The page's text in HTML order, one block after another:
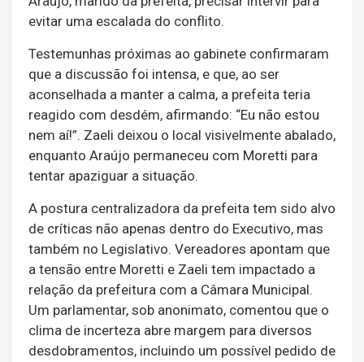
evitar uma escalada do conflito.
Testemunhas próximas ao gabinete confirmaram
que a discussão foi intensa, e que, ao ser
aconselhada a manter a calma, a prefeita teria
reagido com desdém, afirmando: “Eu não estou
nem aí!”. Zaeli deixou o local visivelmente abalado,
enquanto Araújo permaneceu com Moretti para
tentar apaziguar a situação.
A postura centralizadora da prefeita tem sido alvo
de críticas não apenas dentro do Executivo, mas
também no Legislativo. Vereadores apontam que
a tensão entre Moretti e Zaeli tem impactado a
relação da prefeitura com a Câmara Municipal.
Um parlamentar, sob anonimato, comentou que o
clima de incerteza abre margem para diversos
desdobramentos, incluindo um possível pedido de